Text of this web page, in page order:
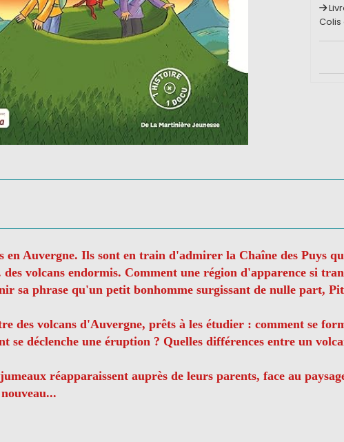
Colis
en Auvergne. Ils sont en train d'admirer la Chaîne des Puys
des volcans endormis. Comment une région d'apparence si
sa phrase qu'un petit bonhomme surgissant de nulle part,
des volcans d'Auvergne, prêts à les étudier : comment se
se déclenche une éruption ? Quelles différences entre un
réapparaissent auprès de leurs parents, face au